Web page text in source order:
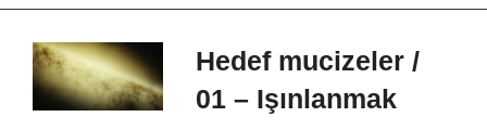
Hedef mucizeler /
01 – Işınlanmak